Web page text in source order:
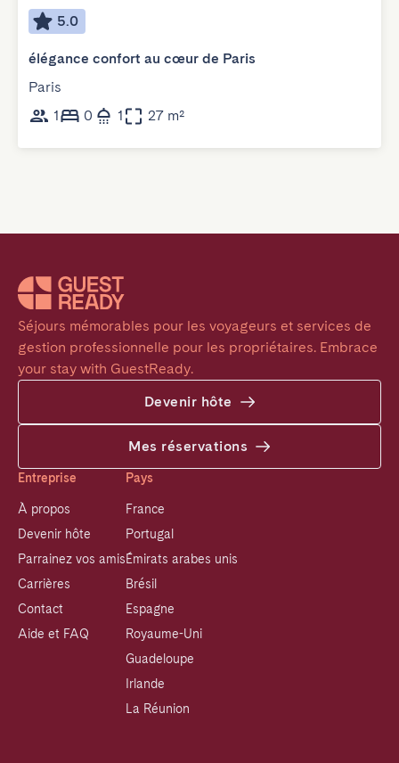
5.0
élégance confort au cœur de Paris
Paris
1
0 1 27 m²
Séjours mémorables pour les voyageurs et services de
gestion professionnelle pour les propriétaires. Embrace
your stay with GuestReady.
Devenir hôte
Mes réservations
Entreprise
À propos
Devenir hôte
Parrainez vos amis
Carrières
Contact
Aide et FAQ
Pays
France
Portugal
Émirats arabes unis
Brésil
Espagne
Royaume-Uni
Guadeloupe
Irlande
La Réunion